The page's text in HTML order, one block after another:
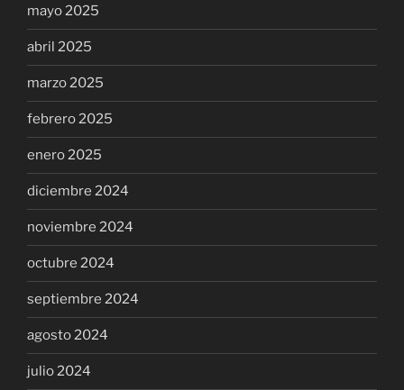
mayo 2025
abril 2025
marzo 2025
febrero 2025
enero 2025
diciembre 2024
noviembre 2024
octubre 2024
septiembre 2024
agosto 2024
julio 2024